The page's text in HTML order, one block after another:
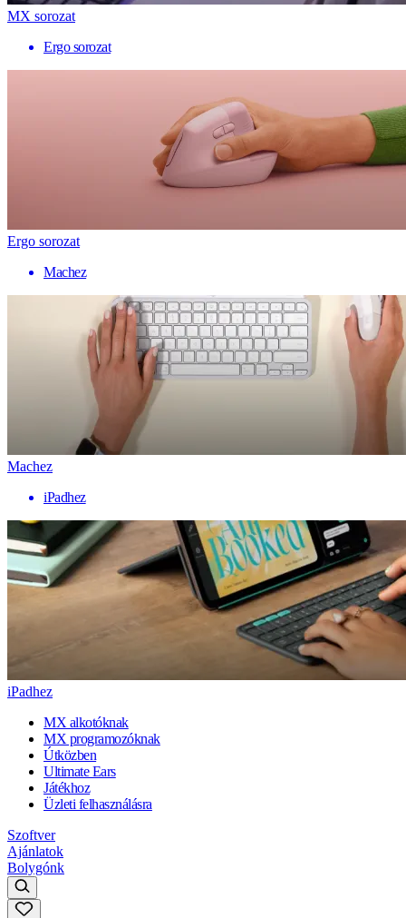
MX sorozat
Ergo sorozat
Ergo sorozat
Machez
Machez
iPadhez
iPadhez
MX alkotóknak
MX programozóknak
Útközben
Ultimate Ears
Játékhoz
Üzleti felhasználásra
Szoftver
Ajánlatok
Bolygónk